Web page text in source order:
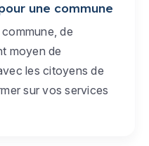
une commune
de
moyen de
les citoyens de
sur vos services